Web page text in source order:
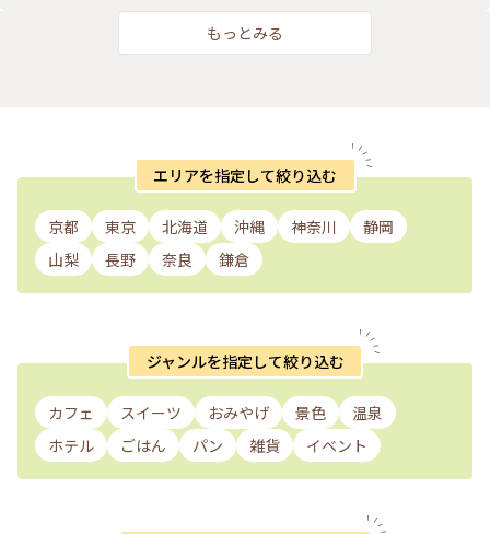
もっとみる
エリアを指定して絞り込む
京都 東京 北海道 沖縄 神奈川
静岡
山梨
長野 奈良 鎌倉
ジャンルを指定して絞り込む
カフェ スイーツ おみやげ 景色
温泉
ホテル
ごはん パン 雑貨 イベント